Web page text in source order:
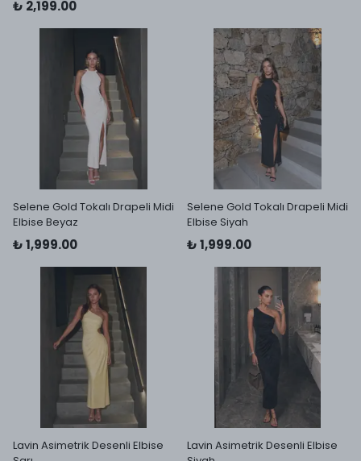
₺ 2,199.00
Selene Gold Tokalı Drapeli Midi
Elbise Beyaz
₺ 1,999.00
Selene Gold Tokalı Drapeli Midi
Elbise Siyah
₺ 1,999.00
Lavin Asimetrik Desenli Elbise
Lavin Asimetrik Desenli Elbise